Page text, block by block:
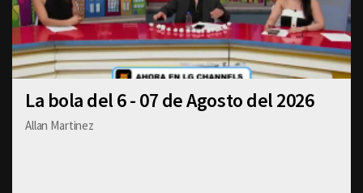
La bola del 6 - 07 de Agosto del 2026
Allan Martinez